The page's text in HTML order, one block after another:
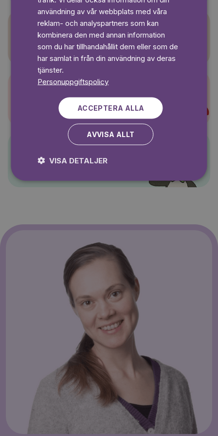
Sagasagor
Super-Charlie
Pelle Svanslös
användning av vår webbplats med våra
reklam- och analyspartners som kan
kombinera den med annan information
som du har tillhandahållit dem eller som de
har samlat in från din användning av deras
tjänster.
Personuppgiftspolicy
ACCEPTERA ALLA
AVVISA ALLT
VISA DETALJER